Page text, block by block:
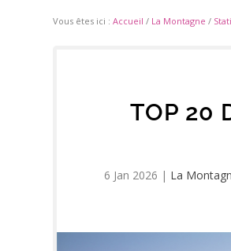
Vous êtes ici :Accueil / La Montagne /
TOP 20
6 Jan 2026 | La